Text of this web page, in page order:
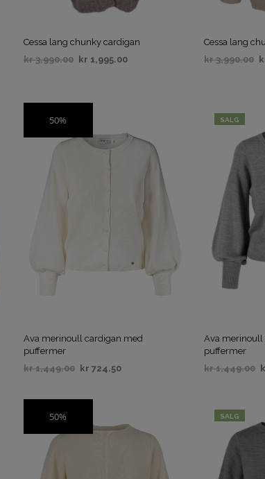
Cessa lang chunky cardigan
kr3,990.00 kr 1,995.00
Cessa lang
kr3,990.00
50%
SALG
Ava merinoull cardigan med
puffermer
kr1,449.00 kr 724.50
SALG
Ava merinoull
puffermer
kr1,449.00
50%
SALG SALG